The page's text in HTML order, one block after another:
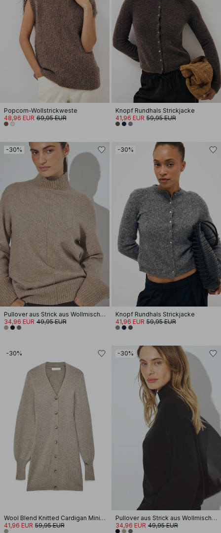
Popcorn-Wollstrickweste
48,96 EUR 69,95 EUR
Knopf Rundhals Strickjacke
41,96 EUR 59,95 EUR
-30%
Pullover aus Strick aus Wollmischung mit Nahtdetail
34,96 EUR 49,95 EUR
-30%
Knopf Rundhals Strickjacke
41,96 EUR 59,95 EUR
-30%
Wool Blend Knitted Cardigan Mini Dress
41,96 EUR 59,95 EUR
-30%
Pullover aus Strick aus Wollmischung mit Nahtdetail
34,96 EUR 49,95 EUR